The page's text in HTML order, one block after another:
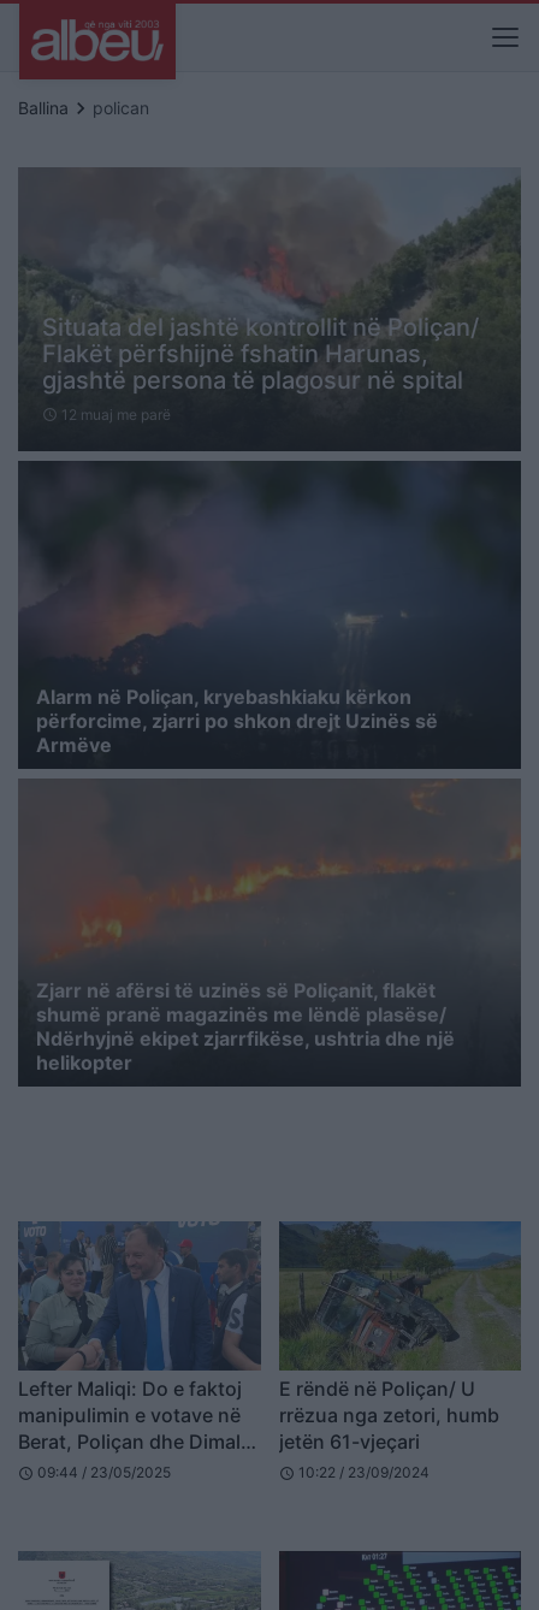
Ballina keyboard_arrow_right polican
Situata del jashtë kontrollit në Poliçan/
Flakët përfshijnë fshatin Harunas,
gjashtë persona të plagosur në spital
schedule 12 muaj me parë
Alarm në Poliçan, kryebashkiaku kërkon
përforcime, zjarri po shkon drejt Uzinës së
Armëve
Zjarr në afërsi të uzinës së Poliçanit, flakët
shumë pranë magazinës me lëndë plasëse/
Ndërhyjnë ekipet zjarrfikëse, ushtria dhe një
helikopter
Lefter Maliqi: Do e faktoj
manipulimin e votave në
Berat, Poliçan dhe Dimal!
SPAK të veprojë
schedule 09:44 / 23/05/2025
E rëndë në Poliçan/ U
rrëzua nga zetori, humb
jetën 61-vjeçari
schedule 10:22 / 23/09/2024